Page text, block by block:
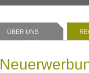
ÜBER UNS